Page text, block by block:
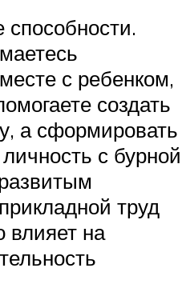
с ребенком,
создать
а сформировать
с бурной
труд
влияет на